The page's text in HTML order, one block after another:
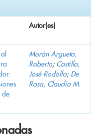
Autor(es)
de
Morán Argueta,
Roberto; Castillo,
José Rodolfo; De
Rosa, Claudio M.